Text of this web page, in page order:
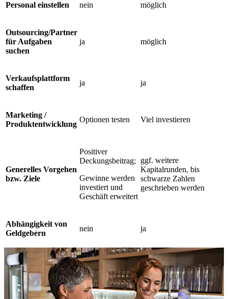
Personal einstellen nein möglich
Outsourcing/Partner
für Aufgaben
suchen
ja möglich
Verkaufsplattform
schaffen
ja ja
Marketing /
Produktentwicklung
Optionen testen Viel investieren
Generelles Vorgehen
bzw. Ziele
Positiver
Deckungsbeitrag;
Gewinne werden
investiert und
Geschäft erweitert
ggf. weitere
Kapitalrunden, bis
schwarze Zahlen
geschrieben werden
Abhängigkeit von
Geldgebern
nein ja